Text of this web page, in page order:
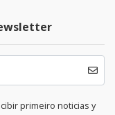
primeiro noticias y